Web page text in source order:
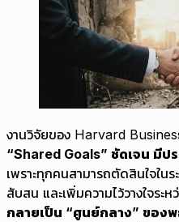
งานวิจัยของ Harvard
“Shared Goals” ชัดเจน มี
เพราะทุกคนสามารถตัดสินใจใ
สับสน และเพิ่มความไว้วางใจระห
กลายเป็น “ศูนย์กลาง” ของ